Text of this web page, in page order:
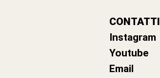
CONTATTI
Instagram
Youtube
Email